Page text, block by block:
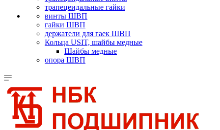
трапецеидальные гайки
винты ШВП
гайки ШВП
держатели для гаек ШВП
Кольца USIT, шайбы медные
Шайбы медные
опора ШВП